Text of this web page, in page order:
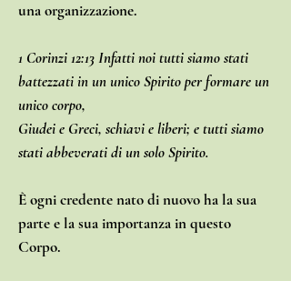
una organizzazione.
1 Corinzi 12:13 Infatti noi tutti siamo stati
battezzati in un unico Spirito per formare un
unico corpo,
Giudei e Greci, schiavi e liberi; e tutti siamo
stati abbeverati di un solo Spirito.
È ogni credente nato di nuovo ha la sua
parte e la sua importanza in questo
Corpo.